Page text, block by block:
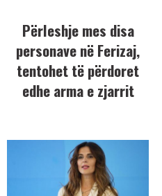
Përleshje mes disa
personave në Ferizaj,
tentohet të përdoret
edhe arma e zjarrit